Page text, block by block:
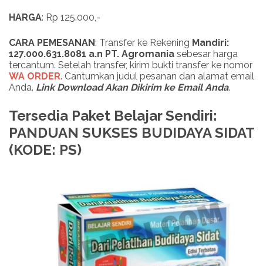
HARGA: Rp 125.000,-
CARA PEMESANAN: Transfer ke Rekening Mandiri:
127.000.631.8081 a.n PT. Agromania sebesar harga
tercantum. Setelah transfer, kirim bukti transfer ke nomor
WA ORDER. Cantumkan judul pesanan dan alamat email
Anda. Link Download Akan Dikirim ke Email Anda.
Tersedia Paket Belajar Sendiri:
PANDUAN SUKSES BUDIDAYA SIDAT
(KODE: PS)